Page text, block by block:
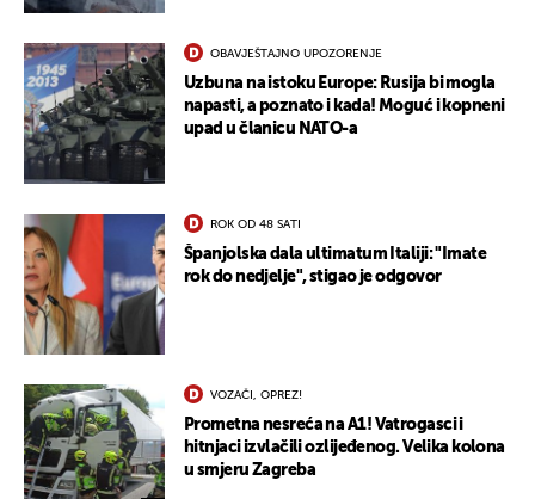
OBAVJEŠTAJNO UPOZORENJE
Uzbuna na istoku Europe: Rusija bi mogla
napasti, a poznato i kada! Moguć i kopneni
upad u članicu NATO-a
ROK OD 48 SATI
Španjolska dala ultimatum Italiji: "Imate
rok do nedjelje", stigao je odgovor
VOZAČI, OPREZ!
Prometna nesreća na A1! Vatrogasci i
hitnjaci izvlačili ozlijeđenog. Velika kolona
u smjeru Zagreba